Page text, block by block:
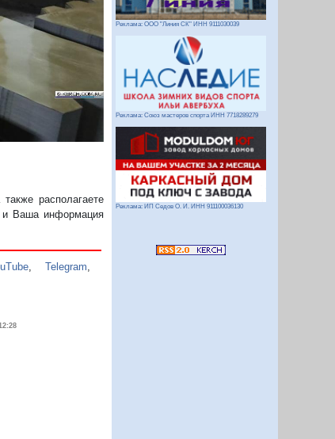
располагаете
Ваша информация
,Telegram
Реклама: ООО "Линия СК" ИНН 9111030039
Реклама: Союз мастеров спорта ИНН 7718289279
Реклама: ИП Седов О. И. ИНН 911100036130